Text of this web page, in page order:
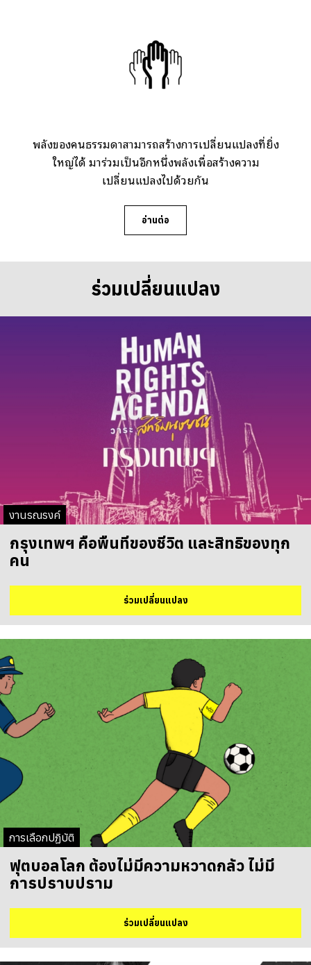
พลังของคนธรรมดาสามารถสร้างการเปลี่ยนแปลงที่ยิ่ง
ใหญ่ได้ มาร่วมเป็นอีกหนึ่งพลังเพื่อสร้างความ
เปลี่ยนแปลงไปด้วยกัน
อ่านต่อ
ร่วมเปลี่ยนแปลง
งานรณรงค์
กรุงเทพฯ คือพื้นที่ของชีวิต และสิทธิของทุก
คน
ร่วมเปลี่ยนแปลง
การเลือกปฏิบัติ
ฟุตบอลโลก ต้องไม่มีความหวาดกลัว ไม่มี
การปราบปราม
ร่วมเปลี่ยนแปลง